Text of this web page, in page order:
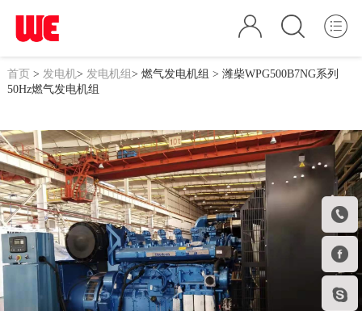



首页> 发电机> 发电机组> 燃气发电机组 > 潍柴WPG500B7NG系列
50Hz燃气发电机组